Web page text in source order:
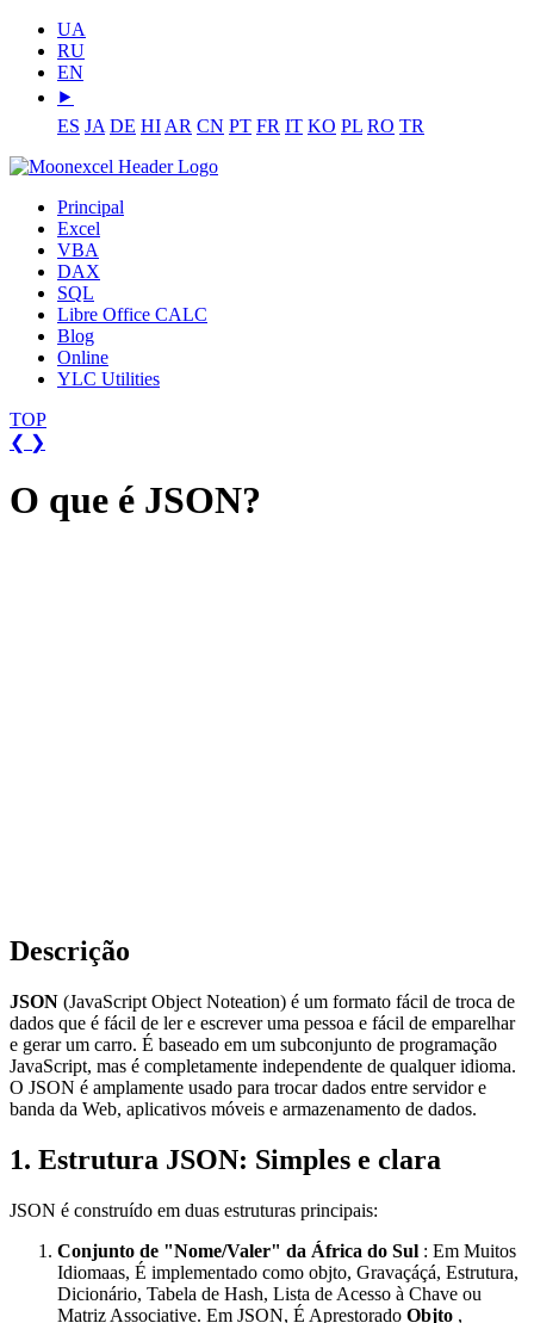
UA
RU
EN
⯈
ES JA DE HI AR CN PT FR IT KO PL RO TR
Principal
Excel
VBA
DAX
SQL
Libre Office CALC
Blog
Online
YLC Utilities
TOP
❮ ❯
O que é JSON?
Descrição
JSON (JavaScript Object Noteation) é um formato fácil de troca de
dados que é fácil de ler e escrever uma pessoa e fácil de emparelhar
e gerar um carro. É baseado em um subconjunto de programação
JavaScript, mas é completamente independente de qualquer idioma.
O JSON é amplamente usado para trocar dados entre servidor e
banda da Web, aplicativos móveis e armazenamento de dados.
1. Estrutura JSON: Simples e clara
JSON é construído em duas estruturas principais:
Conjunto de "Nome/Valer" da África do Sul : Em Muitos
Idiomaas, É implementado como objto, Gravaçáçá, Estrutura,
Dicionário, Tabela de Hash, Lista de Acesso à Chave ou
Matriz Associative. Em JSON, É Aprestorado Objto ,